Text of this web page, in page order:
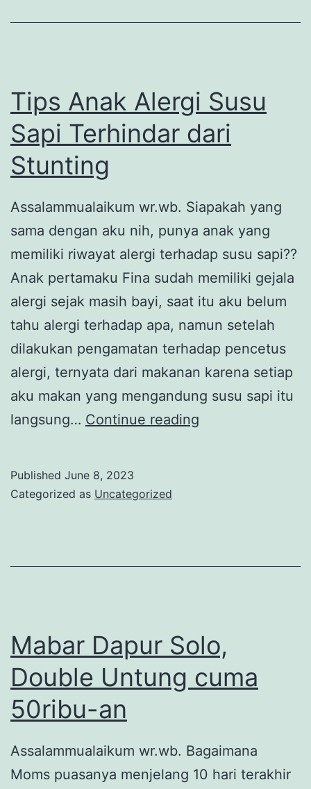
bersama
Tips Anak Alergi Susu
Sapi Terhindar dari
Stunting
Assalammualaikum wr.wb. Siapakah yang
sama dengan aku nih, punya anak yang
memiliki riwayat alergi terhadap susu sapi??
Anak pertamaku Fina sudah memiliki gejala
alergi sejak masih bayi, saat itu aku belum
tahu alergi terhadap apa, namun setelah
dilakukan pengamatan terhadap pencetus
alergi, ternyata dari makanan karena setiap
aku makan yang mengandung susu sapi itu
langsung… Continue reading
Published June 8, 2023
Categorized as Uncategorized
Mabar Dapur Solo,
Double Untung cuma
50ribu-an
Assalammualaikum wr.wb. Bagaimana
Moms puasanya menjelang 10 hari terakhir